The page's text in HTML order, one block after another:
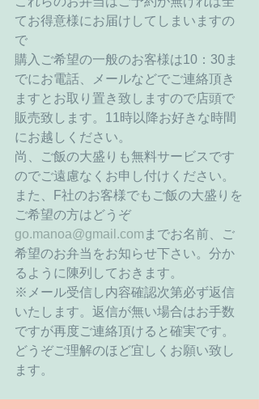
てお得意様にお届けしてしまいますの
で
購入ご希望の一般のお客様は10：30ま
でにお電話、メールなどでご連絡頂き
ますとお取り置き致しますので店頭で
販売致します。11時以降お好きな時間
にお越しください。
尚、ご飯の大盛りも無料サービスです
のでご遠慮なくお申し付けください。
また、F社のお客様でもご飯の大盛りを
ご希望の方はどうぞ
go.manoa@gmail.com までお名前、ご
希望のお弁当をお知らせ下さい。分か
るように陳列しておきます。
※メール受信し内容確認次第必ず返信
いたします。返信が無い場合はお手数
ですが再度ご連絡頂けると確実です。
どうぞご理解のほど宜しくお願い致し
ます。